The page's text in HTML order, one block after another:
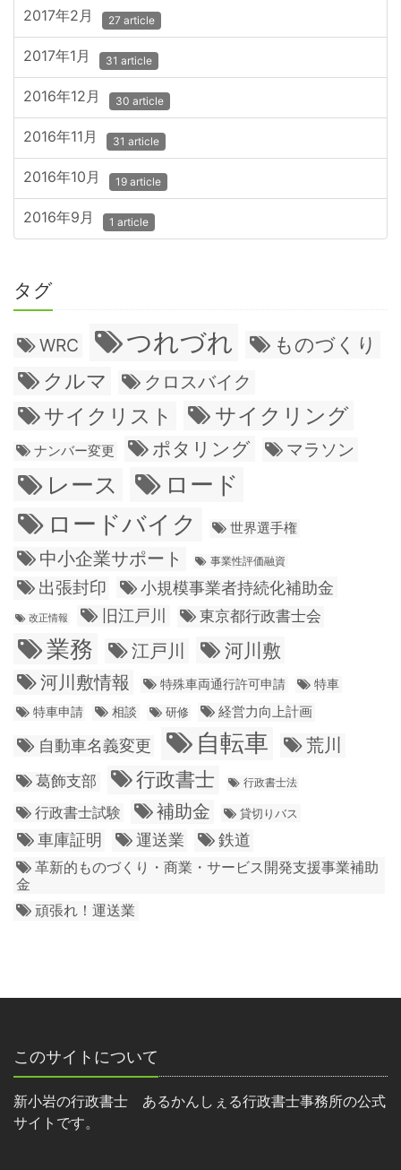
2017年2月 27 article
2017年1月 31 article
2016年12月 30 article
2016年11月 31 article
2016年10月 19 article
2016年9月 1 article
タグ
WRC つれづれ ものづくり
クルマ クロスバイク
サイクリスト サイクリング
ナンバー変更 ポタリング マラソン
レース
ロード
ロードバイク
世界選手権
中小企業サポート 事業性評価融資
出張封印 小規模事業者持続化補助金
改正情報 旧江戸川 東京都行政書士会
業務 江戸川
河川敷
河川敷情報
特殊車両通行許可申請
特車
特車申請
相談 研修 経営力向上計画
自動車名義変更 自転車 荒川
葛飾支部 行政書士 行政書士法
行政書士試験 補助金 貸切りバス
車庫証明 運送業 鉄道
革新的ものづくり・商業・サービス開発支援事業補助
金
頑張れ！運送業
このサイトについて
新小岩の行政書士 あるかんしぇる行政書士事務所の公式
サイトです。